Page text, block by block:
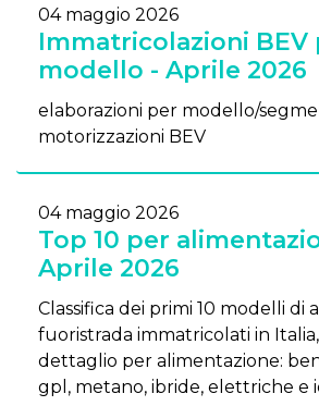
04 maggio 2026
Immatricolazioni BEV
modello - Aprile 2026
elaborazioni per modello/
motorizzazioni BEV
04 maggio 2026
Top 10 per
Aprile 2026
Classifica dei primi 10 modelli
fuoristrada immatricolati in Italia,
dettaglio per alimentazione:
gpl, metano, ibride, elettriche e